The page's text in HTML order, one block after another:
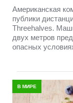
Американская
публики
Threehalves.
двух метров
опасных
В МИРЕ